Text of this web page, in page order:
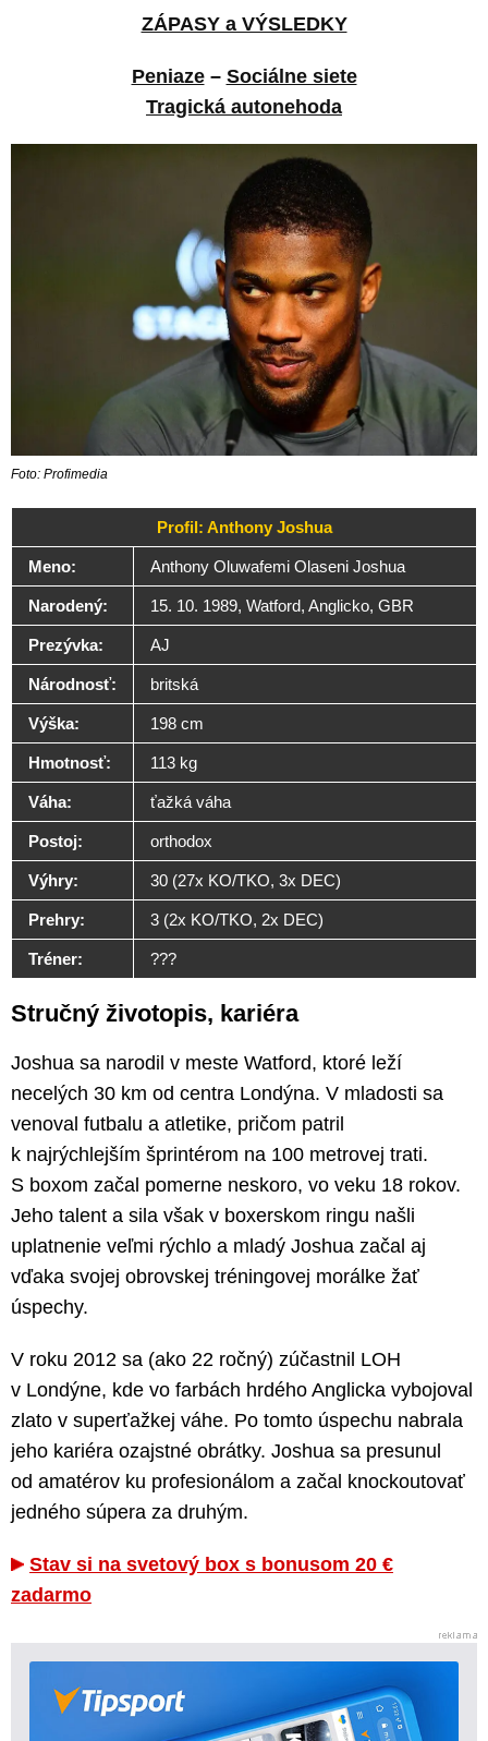
ZÁPASY a VÝSLEDKY
Peniaze– Sociálne siete
Tragická autonehoda
Foto: Profimedia
Profil: Anthony Joshua
Meno: Anthony Oluwafemi Olaseni Joshua
Narodený: 15. 10. 1989, Watford, Anglicko, GBR
Prezývka: AJ
Národnosť: britská
Výška: 198 cm
Hmotnosť: 113 kg
Váha: ťažká váha
Postoj: orthodox
Výhry: 30 (27x KO/TKO, 3x DEC)
Prehry: 3 (2x KO/TKO, 2x DEC)
Tréner: ???
Stručný životopis, kariéra
Joshua sa narodil v meste Watford, ktoré leží
necelých 30 km od centra Londýna. V mladosti sa
venoval futbalu a atletike, pričom patril
k najrýchlejším šprintérom na 100 metrovej trati.
S boxom začal pomerne neskoro, vo veku 18 rokov.
Jeho talent a sila však v boxerskom ringu našli
uplatnenie veľmi rýchlo a mladý Joshua začal aj
vďaka svojej obrovskej tréningovej morálke žať
úspechy.
V roku 2012 sa (ako 22 ročný) zúčastnil LOH
v Londýne, kde vo farbách hrdého Anglicka vybojoval
zlato v superťažkej váhe. Po tomto úspechu nabrala
jeho kariéra ozajstné obrátky. Joshua sa presunul
od amatérov ku profesionálom a začal knockoutovať
jedného súpera za druhým.
Stav si na svetový box s bonusom 20 €
zadarmo